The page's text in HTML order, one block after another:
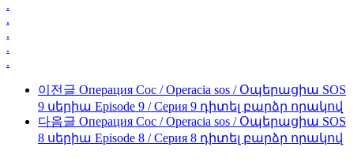
.
.
.
.
.
이전글 Операция Сос / Operacia sos / Օպերացիա SOS
9 սերիա Episode 9 / Серия 9 դիտել բարձր որակով
다음글 Операция Сос / Operacia sos / Օպերացիա SOS
8 սերիա Episode 8 / Серия 8 դիտել բարձր որակով